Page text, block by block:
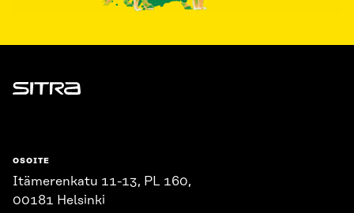
Sitra
OSOITE
Itämerenkatu 11-13, PL 160,
00181 Helsinki